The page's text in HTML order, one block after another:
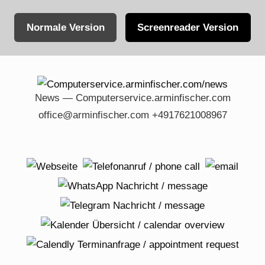
Normale Version Screenreader Version
content
News — Computerservice.arminfischer.com
office@arminfischer.com +4917621008967